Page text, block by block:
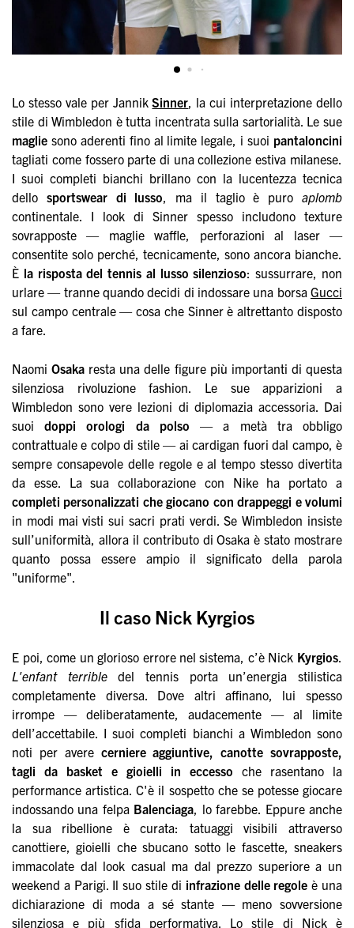
Lo stesso vale per JannikSinner, la cui interpretazione dello
stile di Wimbledon è tutta incentrata sulla sartorialità. Le sue
maglie sono aderenti fino al limite legale, i suoi pantaloncini
tagliati come fossero parte di una collezione estiva milanese.
I suoi completi bianchi brillano con la lucentezza tecnica
dello sportswear di lusso, ma il taglio è puro aplomb
continentale. I look di Sinner spesso includono texture
sovrapposte — maglie waffle, perforazioni al laser —
consentite solo perché, tecnicamente, sono ancora bianche.
È la risposta del tennis al lusso silenzioso: sussurrare, non
urlare — tranne quando decidi di indossare una borsa Gucci
sul campo centrale — cosa che Sinner è altrettanto disposto
a fare.
NaomiOsaka resta una delle figure più importanti di questa
silenziosa rivoluzione fashion. Le sue apparizioni a
Wimbledon sono vere lezioni di diplomazia accessoria. Dai
suoidoppi orologi da polso— a metà tra obbligo
contrattuale e colpo di stile — ai cardigan fuori dal campo, è
sempre consapevole delle regole e al tempo stesso divertita
da esse. La sua collaborazione con Nike ha portato a
completi personalizzati che giocano con drappeggi e volumi
in modi mai visti sui sacri prati verdi. Se Wimbledon insiste
sull’uniformità, allora il contributo di Osaka è stato mostrare
quanto possa essere ampio il significato della parola
"uniforme".
Il caso Nick Kyrgios
E poi, come un glorioso errore nel sistema, c’è Nick Kyrgios.
L'enfant terribledel tennis porta un’energia stilistica
completamente diversa. Dove altri affinano, lui spesso
irrompe — deliberatamente, audacemente — al limite
dell’accettabile. I suoi completi bianchi a Wimbledon sono
noti per avere cerniere aggiuntive, canotte sovrapposte,
tagli da basket e gioielli in eccesso che rasentano la
performance artistica. C'è il sospetto che se potesse giocare
indossando una felpa Balenciaga, lo farebbe. Eppure anche
la sua ribellione è curata: tatuaggi visibili attraverso
canottiere, gioielli che sbucano sotto le fascette, sneakers
immacolate dal look casual ma dal prezzo superiore a un
weekend a Parigi. Il suo stile di infrazione delle regole è una
dichiarazione di moda a sé stante — meno sovversione
silenziosa e più sfida performativa. Lo stile di Nick è